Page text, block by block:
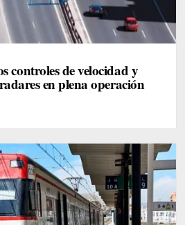
controles de velocidad y
en plena operación